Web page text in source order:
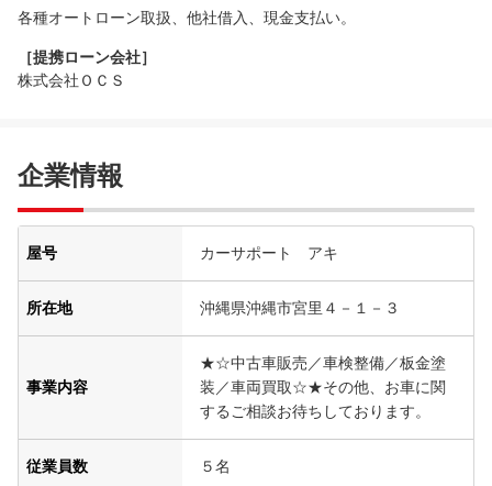
各種オートローン取扱、他社借入、現金支払い。
［提携ローン会社］
株式会社ＯＣＳ
企業情報
屋号 カーサポート アキ
所在地 沖縄県沖縄市宮里４－１－３
事業内容
★☆中古車販売／車検整備／板金塗
装／車両買取☆★その他、お車に関
するご相談お待ちしております。
従業員数 ５名